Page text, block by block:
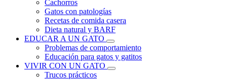
Cachorros
Gatos con patologías
Recetas de comida casera
Dieta natural y BARF
EDUCAR A UN GATO
Problemas de comportamiento
Educación para gatos y gatitos
VIVIR CON UN GATO
Trucos prácticos